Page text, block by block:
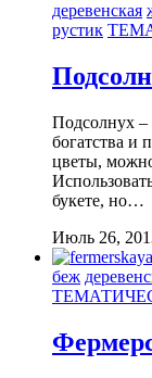
деревенская
рустик
Подсолнух –
богатства и
цветы,
букете, но…
Июль 26,
беж